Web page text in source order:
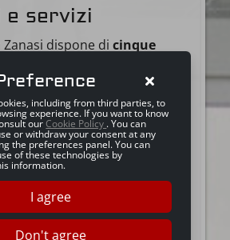
servizi
Zanasi dispone dicinque
Bench, di cui uno specifico
in alluminio (Ferrari
controlli specifici su
; Dime originali della casa
banchi
disegni originali.
including from third parties, to
experience. If you want to know
ourCookie Policy . You can
or withdraw your consent at any
the preferences panel. You can
of these technologies by
information.
I agree
Don't agree